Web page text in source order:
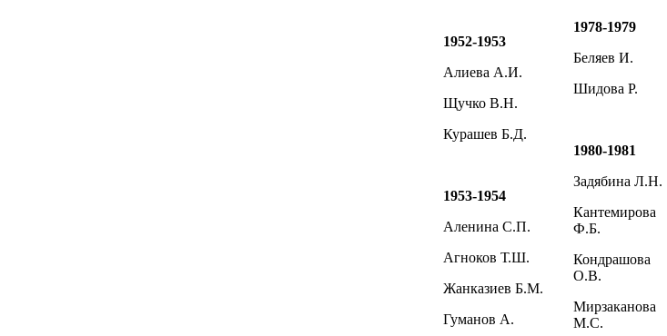
1952-1953
Алиева А.И.
Щучко В.Н.
Курашев Б.Д.
1953-1954
Аленина С.П.
Агноков Т.Ш.
Жанказиев Б.М.
Гуманов А.
1978-1979
Беляев И.
Шидова Р.
1980-1981
Задябина Л.Н.
Кантемирова
Ф.Б.
Кондрашова
О.В.
Мирзаканова
М.С.